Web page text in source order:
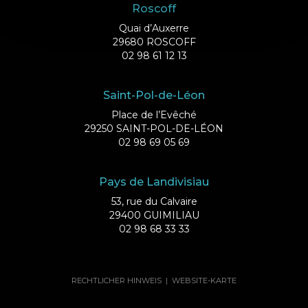
Roscoff
Quai d’Auxerre
29680 ROSCOFF
02 98 61 12 13
Saint-Pol-de-Léon
Place de l’Evêché
29250 SAINT-POL-DE-LÉON
02 98 69 05 69
Pays de Landivisiau
53, rue du Calvaire
29400 GUIMILIAU
02 98 68 33 33
RECHTLICHER HINWEIS | WEBSITE-KARTE